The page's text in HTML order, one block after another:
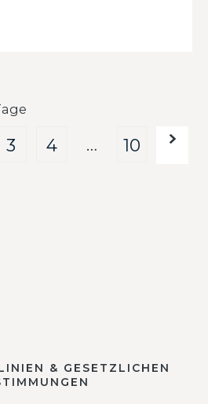
3 4 … 10
& GESETZLICHEN